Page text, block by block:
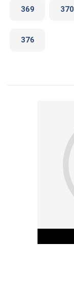
369 370
376